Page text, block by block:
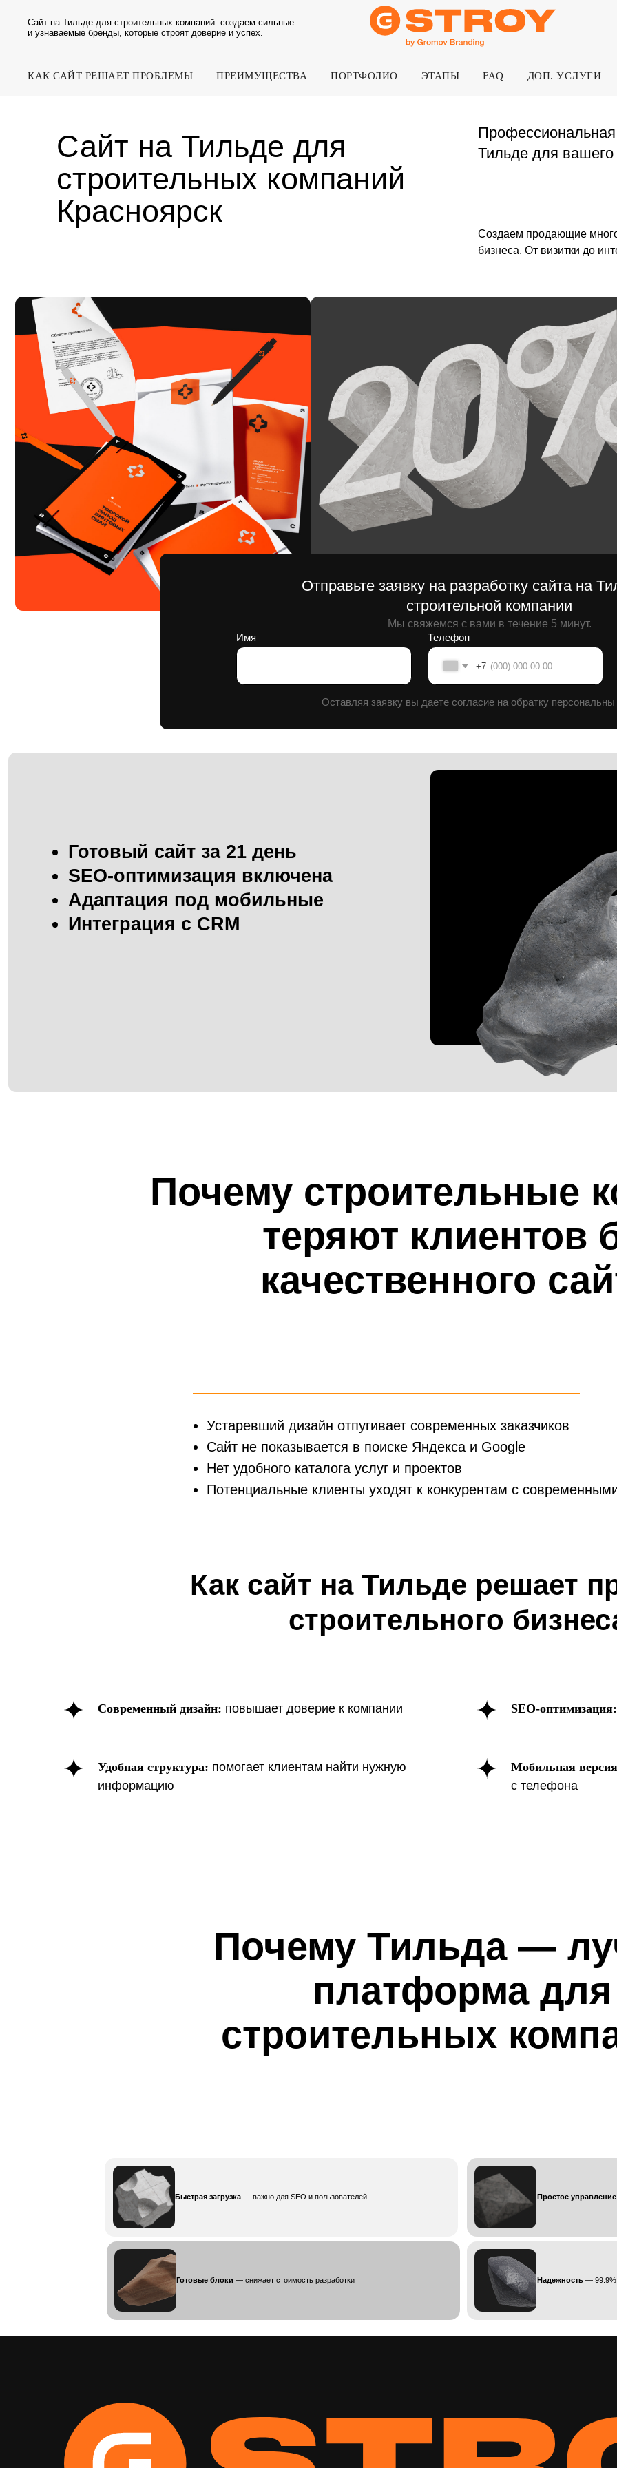
Сайт на Тильде для строительных компаний: создаем сильные
и узнаваемые бренды, которые строят доверие и успех.
КАК САЙТ РЕШАЕТ ПРОБЛЕМЫ ПРЕИМУЩЕСТВА ПОРТФОЛИО ЭТАПЫ FAQ ДОП. УСЛУГИ
Сайт на Тильде для
строительных компаний
Красноярск
Тильде для вашего
Отправьте заявку на разработку сайта на Тильде для
Мы свяжемся с вами в течение 5 минут.
Оставляя заявку вы даете согласие на обратку персональны данных.
Почему строительные
теряют клиентов без
Устаревший дизайн отпугивает современных заказчиков
Сайт не показывается в поиске Яндекса и Google
Нет удобного каталога услуг и проектов
Потенциальные клиенты уходят к конкурентам с
Как сайт на Тильде решает
строительного
Современный дизайн: повышает доверие к компании SEO-оптимизация:
Удобная структура: помогает клиентам найти нужную
информацию
Мобильная
с телефона
платформа для
Надежность— 99.9% времени сайт
— снижает стоимость разработки
Простое управление — редактируете
Быстрая загрузка— важно для SEO и пользователей